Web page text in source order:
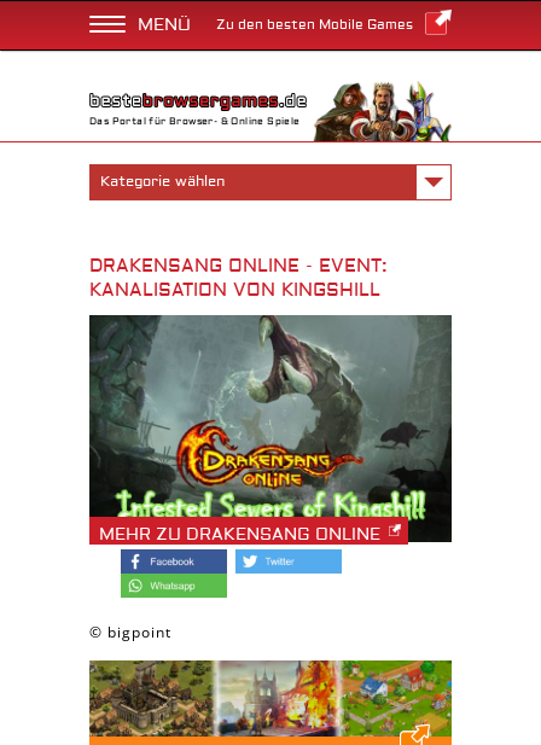
MENÜ Zu den besten Mobile Games
Das Portal für Browser- & Online Spiele
Kategorie wählen
DRAKENSANG ONLINE - EVENT:
KANALISATION VON KINGSHILL
MEHR ZU DRAKENSANG ONLINE
© bigpoint